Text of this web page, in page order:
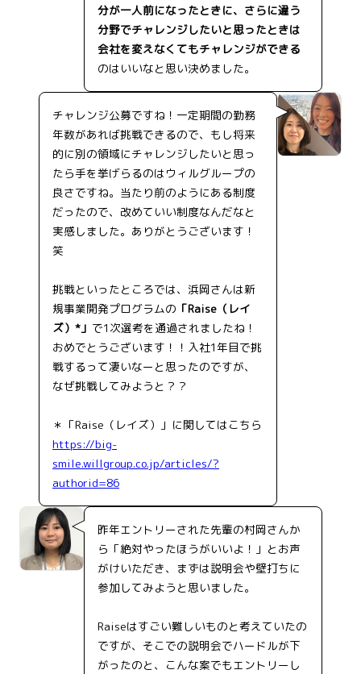
分が一人前になったときに、さらに違う
分野でチャレンジしたいと思ったときは
会社を変えなくてもチャレンジができる
のはいいなと思い決めました。
チャレンジ公募ですね！一定期間の勤務
年数があれば挑戦できるので、もし将来
的に別の領域にチャレンジしたいと思っ
たら手を挙げらるのはウィルグループの
良さですね。当たり前のようにある制度
だったので、改めていい制度なんだなと
実感しました。ありがとうございます！
笑
挑戦といったところでは、浜岡さんは新
規事業開発プログラムの 「Raise（レイ
ズ）*」 で1次選考を通過されましたね！
おめでとうございます！！入社1年目で挑
戦するって凄いなーと思ったのですが、
なぜ挑戦してみようと？？
＊「Raise（レイズ）」に関してはこちら
https://big-
smile.willgroup.co.jp/articles/?
authorid=86
昨年エントリーされた先輩の村岡さんか
ら「絶対やったほうがいいよ！」とお声
がけいただき、まずは説明会や壁打ちに
参加してみようと思いました。
Raiseはすごい難しいものと考えていたの
ですが、そこでの説明会でハードルが下
がったのと、こんな案でもエントリーし